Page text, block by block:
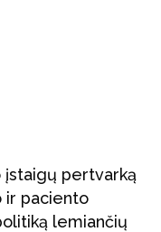
įstaigų pertvarką
ir paciento
lemiančių